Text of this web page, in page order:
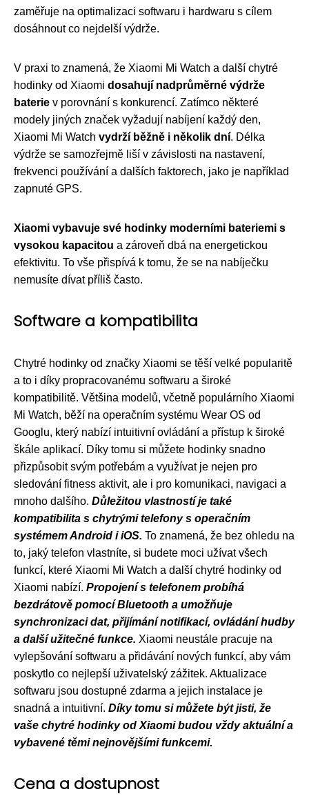
zaměřuje na optimalizaci softwaru i hardwaru s cílem
dosáhnout co nejdelší výdrže.
V praxi to znamená, že Xiaomi Mi Watch a další chytré
hodinky od Xiaomi dosahují nadprůměrné výdrže
baterie v porovnání s konkurencí. Zatímco některé
modely jiných značek vyžadují nabíjení každý den,
Xiaomi Mi Watch vydrží běžně i několik dní. Délka
výdrže se samozřejmě liší v závislosti na nastavení,
frekvenci používání a dalších faktorech, jako je například
zapnuté GPS.
Xiaomi vybavuje své hodinky moderními bateriemi s
vysokou kapacitou a zároveň dbá na energetickou
efektivitu. To vše přispívá k tomu, že se na nabíječku
nemusíte dívat příliš často.
Software a kompatibilita
Chytré hodinky od značky Xiaomi se těší velké popularitě
a to i díky propracovanému softwaru a široké
kompatibilitě. Většina modelů, včetně populárního Xiaomi
Mi Watch, běží na operačním systému Wear OS od
Googlu, který nabízí intuitivní ovládání a přístup k široké
škále aplikací. Díky tomu si můžete hodinky snadno
přizpůsobit svým potřebám a využívat je nejen pro
sledování fitness aktivit, ale i pro komunikaci, navigaci a
mnoho dalšího. Důležitou vlastností je také
kompatibilita s chytrými telefony s operačním
systémem Android i iOS. To znamená, že bez ohledu na
to, jaký telefon vlastníte, si budete moci užívat všech
funkcí, které Xiaomi Mi Watch a další chytré hodinky od
Xiaomi nabízí. Propojení s telefonem probíhá
bezdrátově pomocí Bluetooth a umožňuje
synchronizaci dat, přijímání notifikací, ovládání hudby
a další užitečné funkce. Xiaomi neustále pracuje na
vylepšování softwaru a přidávání nových funkcí, aby vám
poskytlo co nejlepší uživatelský zážitek. Aktualizace
softwaru jsou dostupné zdarma a jejich instalace je
snadná a intuitivní. Díky tomu si můžete být jisti, že
vaše chytré hodinky od Xiaomi budou vždy aktuální a
vybavené těmi nejnovějšími funkcemi.
Cena a dostupnost